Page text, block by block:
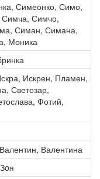
Симеонко, Симо,
Симчо,
Симан, Симана,
Моника
Искрен, Пламен,
Светозар,
Фотий,
Валентина